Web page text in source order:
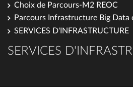
Choix de Parcours-M2 REOC
Parcours Infrastructure Big Data
SERVICES D'INFRASTRUCTURE
SERVICES